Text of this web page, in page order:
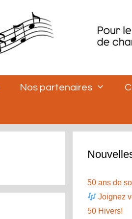
Nos partenaires
50 ans de
Joignez
50 Hivers!